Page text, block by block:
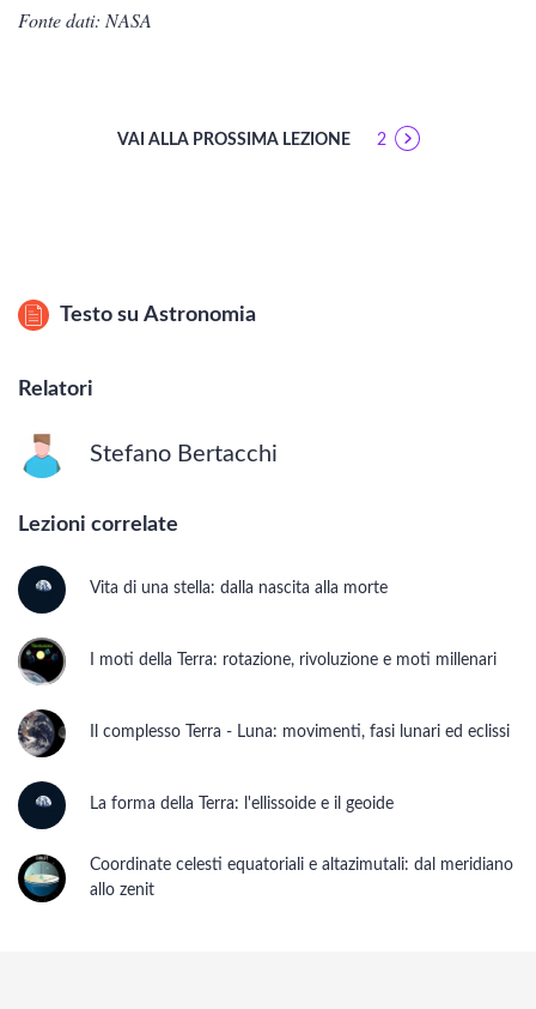
Fonte dati: NASA
VAI ALLA PROSSIMA LEZIONE 2
Testo su Astronomia
Relatori
Stefano Bertacchi
Lezioni correlate
Vita di una stella: dalla nascita alla morte
I moti della Terra: rotazione, rivoluzione e moti millenari
Il complesso Terra - Luna: movimenti, fasi lunari ed eclissi
La forma della Terra: l'ellissoide e il geoide
Coordinate celesti equatoriali e altazimutali: dal meridiano
allo zenit